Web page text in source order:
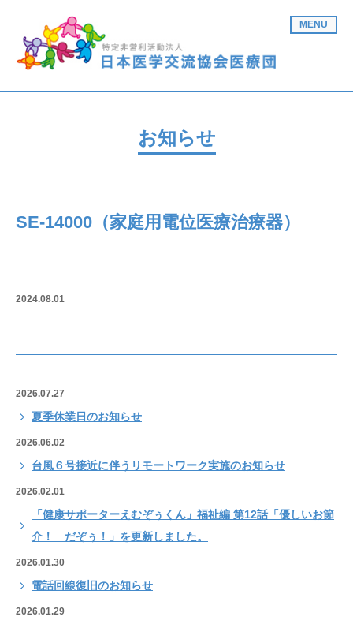
MENU
お知らせ
SE-14000（家庭用電位医療治療器）
2024.08.01
2026.07.27
夏季休業日のお知らせ
2026.06.02
台風６号接近に伴うリモートワーク実施のお知らせ
2026.02.01
「健康サポーターえむぞぅくん」福祉編 第12話「優しいお節
介！ だぞぅ！」を更新しました。
2026.01.30
電話回線復旧のお知らせ
2026.01.29